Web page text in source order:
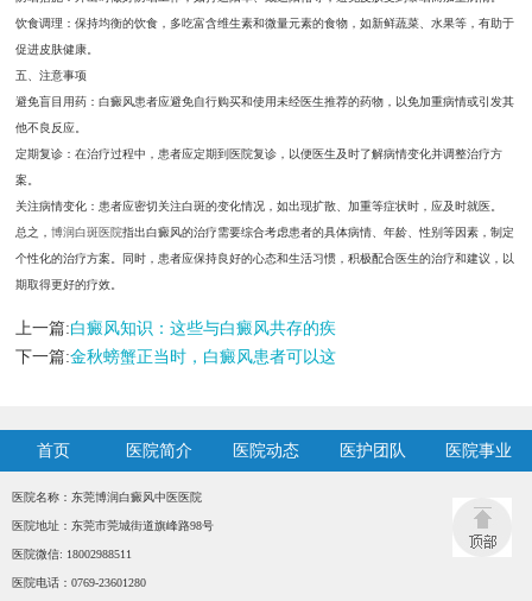
饮食调理：保持均衡的饮食，多吃富含维生素和微量元素的食物，如新鲜蔬菜、水果等，有助于
促进皮肤健康。
五、注意事项
避免盲目用药：白癜风患者应避免自行购买和使用未经医生推荐的药物，以免加重病情或引发其
他不良反应。
定期复诊：在治疗过程中，患者应定期到医院复诊，以便医生及时了解病情变化并调整治疗方
案。
关注病情变化：患者应密切关注白斑的变化情况，如出现扩散、加重等症状时，应及时就医。
总之，博润白斑医院指出白癜风的治疗需要综合考虑患者的具体病情、年龄、性别等因素，制定
个性化的治疗方案。同时，患者应保持良好的心态和生活习惯，积极配合医生的治疗和建议，以
期取得更好的疗效。
上一篇:白癜风知识：这些与白癜风共存的疾
下一篇:金秋螃蟹正当时，白癜风患者可以这
首页 医院简介 医院动态 医护团队 医院事业
医院名称：东莞博润白癜风中医医院
医院地址：东莞市莞城街道旗峰路98号
医院微信: 18002988511
医院电话：0769-23601280